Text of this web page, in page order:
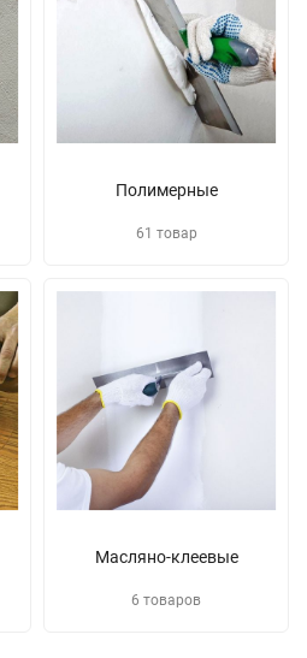
Полимерные
61 товар
Масляно-клеевые
6 товаров